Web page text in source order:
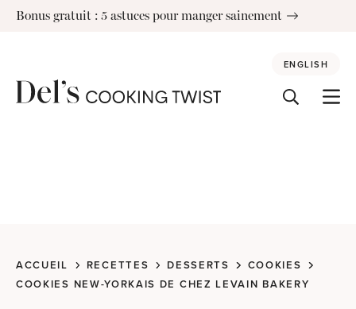
SkipBonus gratuit : 5 astuces pour manger sainement
ENGLISH
ACCUEIL RECETTES DESSERTS
COOKIES
COOKIES NEW-YORKAIS DE CHEZ LEVAIN BAKERY